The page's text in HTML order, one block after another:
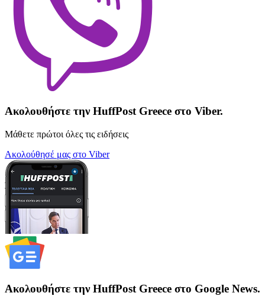
Ακολουθήστε την HuffPost Greece στο Viber.
Μάθετε πρώτοι όλες τις ειδήσεις
Ακολούθησέ μας στο Viber
Ακολουθήστε την HuffPost Greece στο Google News.